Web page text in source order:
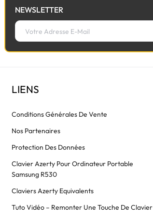
NEWSLETTER
LIENS
Conditions Générales De Vente
Nos Partenaires
Protection Des Données
Clavier Azerty Pour Ordinateur Portable
Samsung R530
Claviers Azerty Equivalents
Tuto Vidéo – Remonter Une Touche De Clavier